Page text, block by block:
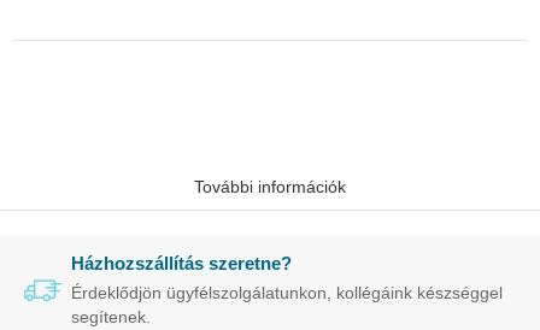
További információk
Házhozszállítás szeretne?
Érdeklődjön ügyfélszolgálatunkon, kollégáink készséggel
segítenek.